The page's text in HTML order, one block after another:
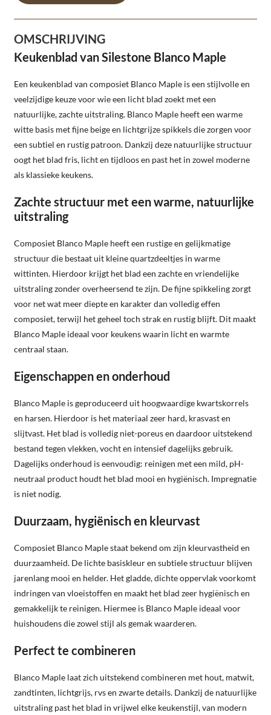
OMSCHRIJVING
Keukenblad van Silestone Blanco Maple
Een keukenblad van composiet Blanco Maple is een stijlvolle en
veelzijdige keuze voor wie een licht blad zoekt met een
natuurlijke, zachte uitstraling. Blanco Maple heeft een warme
witte basis met fijne beige en lichtgrijze spikkels die zorgen voor
een subtiel en rustig patroon. Dankzij deze natuurlijke structuur
oogt het blad fris, licht en tijdloos en past het in zowel moderne
als klassieke keukens.
Zachte structuur met een warme, natuurlijke
uitstraling
Composiet Blanco Maple heeft een rustige en gelijkmatige
structuur die bestaat uit kleine quartzdeeltjes in warme
wittinten. Hierdoor krijgt het blad een zachte en vriendelijke
uitstraling zonder overheersend te zijn. De fijne spikkeling zorgt
voor net wat meer diepte en karakter dan volledig effen
composiet, terwijl het geheel toch strak en rustig blijft. Dit maakt
Blanco Maple ideaal voor keukens waarin licht en warmte
centraal staan.
Eigenschappen en onderhoud
Blanco Maple is geproduceerd uit hoogwaardige kwartskorrels
en harsen. Hierdoor is het materiaal zeer hard, krasvast en
slijtvast. Het blad is volledig niet-poreus en daardoor uitstekend
bestand tegen vlekken, vocht en intensief dagelijks gebruik.
Dagelijks onderhoud is eenvoudig: reinigen met een mild, pH-
neutraal product houdt het blad mooi en hygiënisch. Impregnatie
is niet nodig.
Duurzaam, hygiënisch en kleurvast
Composiet Blanco Maple staat bekend om zijn kleurvastheid en
duurzaamheid. De lichte basiskleur en subtiele structuur blijven
jarenlang mooi en helder. Het gladde, dichte oppervlak voorkomt
indringen van vloeistoffen en maakt het blad zeer hygiënisch en
gemakkelijk te reinigen. Hiermee is Blanco Maple ideaal voor
huishoudens die zowel stijl als gemak waarderen.
Perfect te combineren
Blanco Maple laat zich uitstekend combineren met hout, matwit,
zandtinten, lichtgrijs, rvs en zwarte details. Dankzij de natuurlijke
uitstraling past het blad in vrijwel elke keukenstijl, van modern